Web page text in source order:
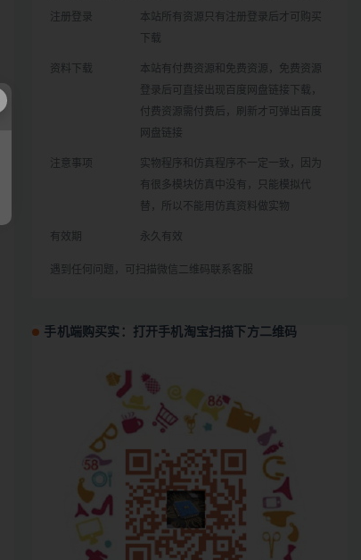
注册登录
本站所有资源只有注册登录后才可购买
下载
资料下载
本站有付费资源和免费资源，免费资源
登录后可直接出现百度网盘链接下载，
付费资源需付费后，刷新才可弹出百度
网盘链接
注意事项
实物程序和仿真程序不一定一致，因为
有很多模块仿真中没有，只能模拟代
替，所以不能用仿真资料做实物
有效期 永久有效
遇到任何问题，可扫描微信二维码联系客服
手机端购买实：打开手机淘宝扫描下方二维码